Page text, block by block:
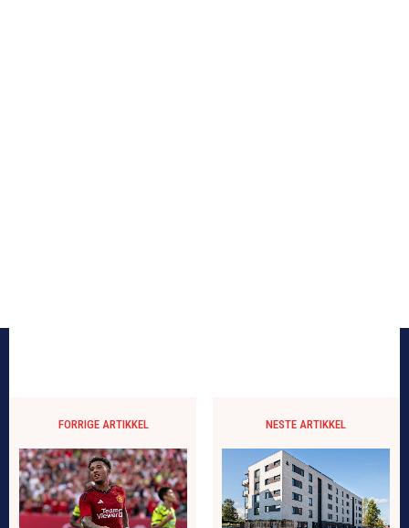
FORRIGE ARTIKKEL NESTE ARTIKKEL